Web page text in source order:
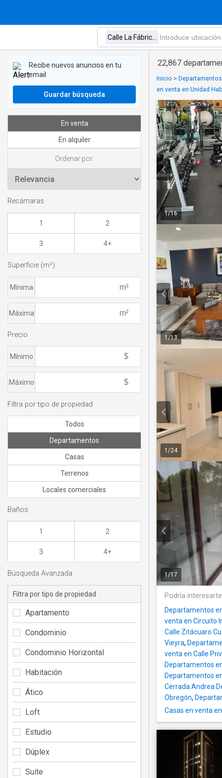
22,867
Inicio >
en venta en Unidad
1/16
1 /13
1 /24
1/17
Podría
Departamentos
venta en Circuito
Calle Zitácuaro
Vieyra,
venta en Calle
Departamentos
Departamentos
Cerrada Andrea
Obregón,
Casas en venta
Recibe nuevos anuncios en tu
email
Guardar búsqueda
En venta
En alquiler
Ordenar por:
Recámaras
1 2
3 4+
Superficie (m²)
Mínima
Máxima
Precio
Mínimo
Máximo
Filtra por tipo de propiedad
Todos
Departamentos
Casas
Terrenos
Locales comerciales
Baños
1 2
3 4+
Búsqueda Avanzada
Filtra por tipo de propiedad
Apartamento
Condominio
Condominio Horizontal
Habitación
Ático
Loft
Estudio
Dúplex
Suite